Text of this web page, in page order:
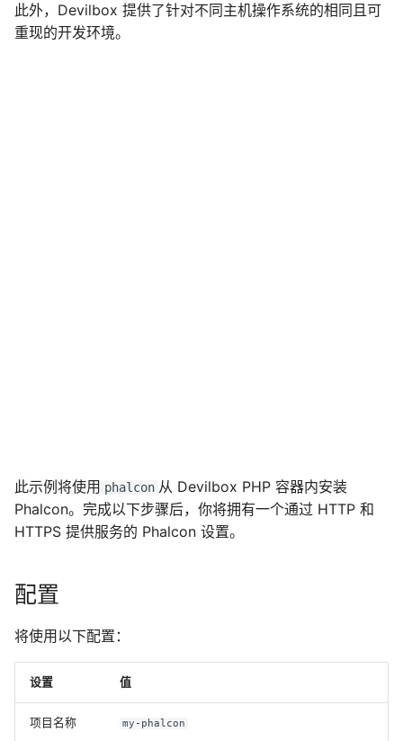
创建自定义虚拟主机配置文
事务
验证
存储
此外，Devilbox 提供了针对不同主机操作系统的相同且可
重现的开发环境。
此示例将使用 phalcon 从 Devilbox PHP 容器内安装
Phalcon。完成以下步骤后，你将拥有一个通过 HTTP 和
HTTPS 提供服务的 Phalcon 设置。
配置
将使用以下配置：
设置 值
项目名称 my-phalcon